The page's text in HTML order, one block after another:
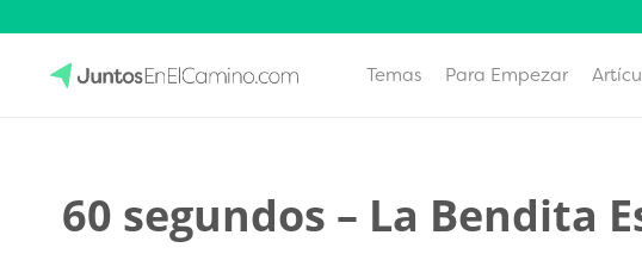
Temas Para Empezar
60 segundos – La Bendita